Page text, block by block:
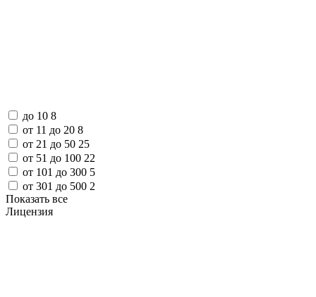
до 10 8
от 11 до 20 8
от 21 до 50 25
от 51 до 100 22
от 101 до 300 5
от 301 до 500 2
Показать все
Лицензия